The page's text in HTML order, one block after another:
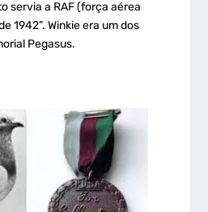
servia a RAF (força aérea
1942”. Winkie era um dos
Pegasus.